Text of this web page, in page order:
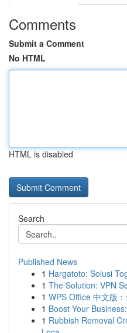
Comments
Submit a Comment
No HTML
HTML is disabled
Search
Published News
1 Hargatoto: Solusi
1 The Solution: VPN
1 WPS Office 中文版
1 Boost Your
1 Rubbish Removal